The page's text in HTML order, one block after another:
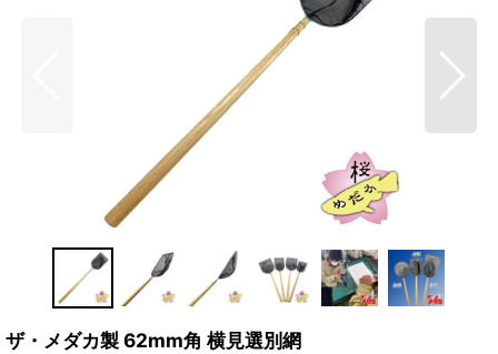
ザ・メダカ製 62mm角 横見選別網